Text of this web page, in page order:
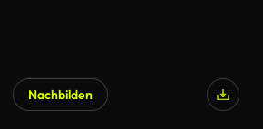
Nachbilden